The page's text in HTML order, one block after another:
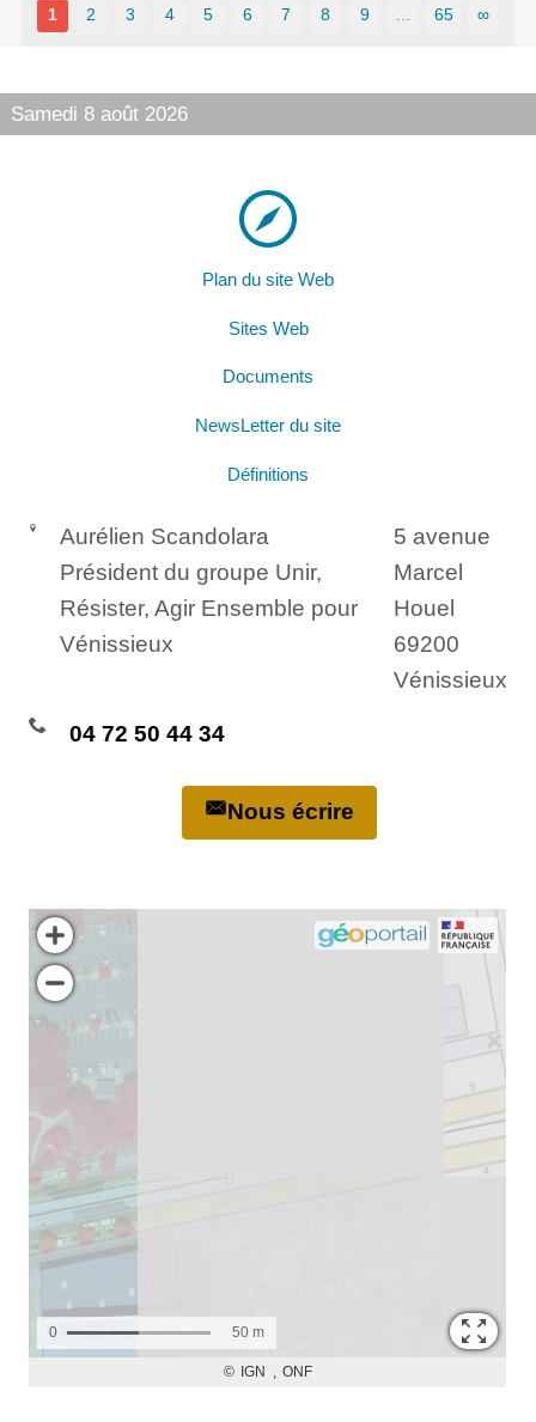
1 2 3 4 5 6 7 8 9 65 ∞
Samedi 8 août 2026
Plan du site Web
Sites Web
Documents
NewsLetter du site
Définitions
Aurélien Scandolara
Président du groupe Unir,
Résister, Agir Ensemble pour
Vénissieux
5 avenue
Marcel
Houel
69200
Vénissieux
04 72 50 44 34
Nous écrire